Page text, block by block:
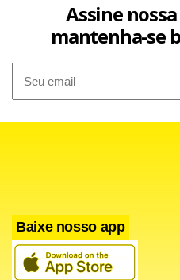
Foram deixando de ser
começaram a ter vontades e
pessoas. Começaram a
desenvolver intelectualmente
Assine
mantenha-se
Baixe nosso app